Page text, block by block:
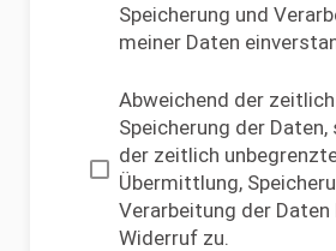
Speicherung und
meiner Daten
Abweichend der
Speicherung der
der zeitlich
Übermittlung,
Verarbeitung der Daten
Widerruf zu.